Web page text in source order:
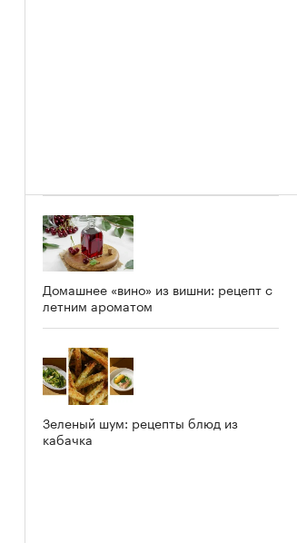
Домашнее «вино» из вишни: рецепт с
летним ароматом
Зеленый шум: рецепты блюд из
кабачка